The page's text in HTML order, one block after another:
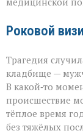
Роковой
Трагедия
кладбище —
В какой‑то
происшествие
тёплое время
без тяжёлых